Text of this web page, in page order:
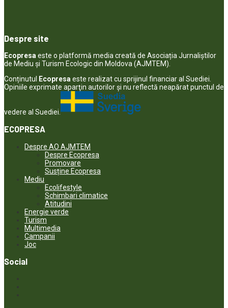
Despre site
Ecopresa este o platformă media creată de Asociația Jurnaliștilor
de Mediu și Turism Ecologic din Moldova (AJMTEM).
Conținutul
Ecopresa este realizat cu sprijinul financiar al Suediei.
Opiniile exprimate aparţin autorilor şi nu reflectă neapărat punctul de
vedere al Suediei.
ECOPRESA
Despre AO AJMTEM
Despre Ecopresa
Promovare
Susține Ecopresa
Mediu
Ecolifestyle
Schimbari climatice
Atitudini
Energie verde
Turism
Multimedia
Campanii
Joc
Social